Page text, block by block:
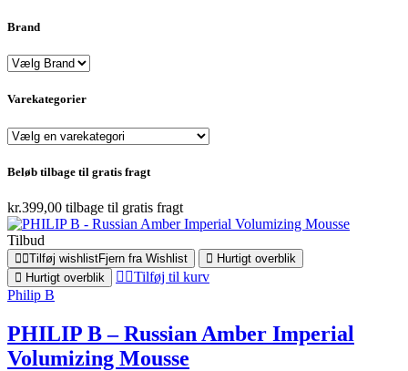
Brand
Varekategorier
Beløb tilbage til gratis fragt
kr.399,00 tilbage til gratis fragt
Tilbud
Tilføj wishlistFjern fra Wishlist
Hurtigt overblik
Hurtigt overblik
Tilføj til kurv
Philip B
PHILIP B – Russian Amber Imperial
Volumizing Mousse